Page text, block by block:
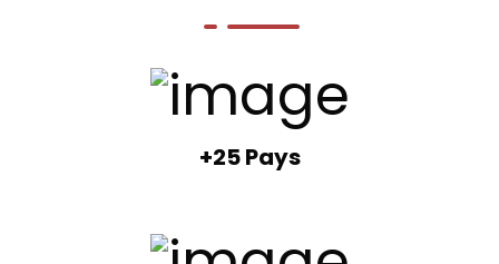
+25 Pays